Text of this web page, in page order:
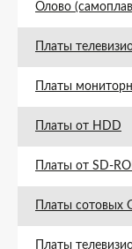
Олово
Платы
Платы
Платы от HDD
Платы от SD-
Платы сотовых
Платы